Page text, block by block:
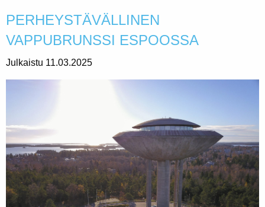
PERHEYSTÄVÄLLINEN
VAPPUBRUNSSI ESPOOSSA
Julkaistu 11.03.2025